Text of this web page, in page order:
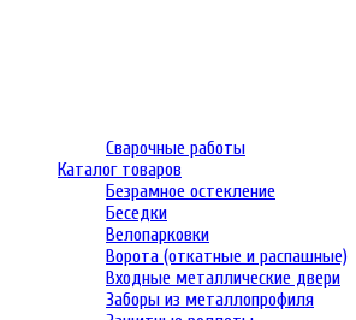
Сварочные работы
Каталог товаров
Безрамное остекление
Беседки
Велопарковки
Ворота (откатные и распашные)
Входные металлические двери
Заборы из металлопрофиля